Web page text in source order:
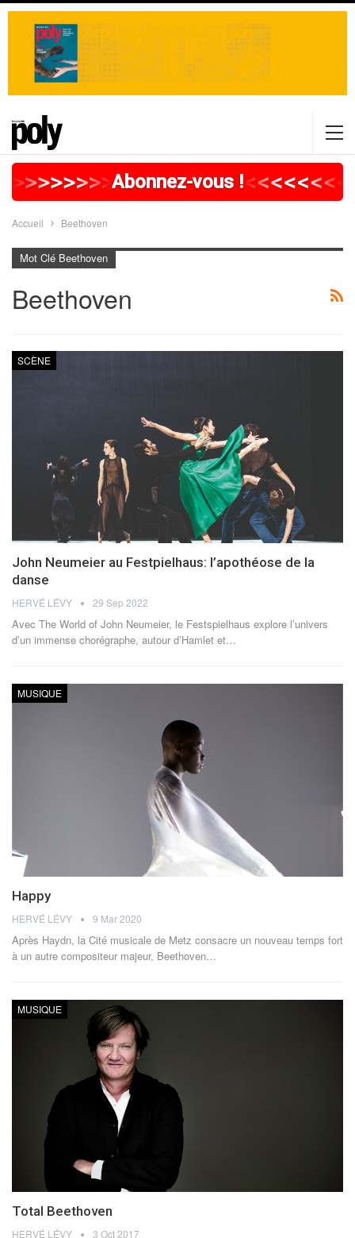
>>>>>>>>>>>>>>>>>
Abonnez-vous !<<<<<<<<
Accueil Beethoven
Mot Clé Beethoven
Beethoven
SCÈNE
John Neumeier au Festpielhaus: l’apothéose de la
danse
HERVÉ LÉVY 29 Sep 2022
Avec The World of John Neumeier, le Festspielhaus explore l’univers
d’un immense chorégraphe, autour d’Hamlet et…
MUSIQUE
Happy
HERVÉ LÉVY 9 Mar 2020
Après Haydn, la Cité musicale de Metz consacre un nouveau temps fort
à un autre compositeur majeur, Beethoven…
MUSIQUE
Total Beethoven
HERVÉ LÉVY 3 Oct 2017